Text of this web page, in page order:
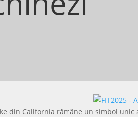
din California rămâne un simbol